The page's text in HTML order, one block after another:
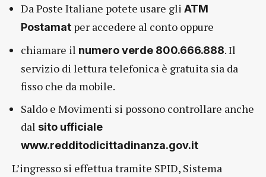
Da Poste Italiane potete usare gli ATM
Postamat per accedere al conto oppure
chiamare il numero verde 800.666.888. Il
servizio di lettura telefonica è gratuita sia da
fisso che da mobile.
Saldo e Movimenti si possono controllare anche
dal sito ufficiale
www.redditodicittadinanza.gov.it
L’ingresso si effettua tramite SPID, Sistema